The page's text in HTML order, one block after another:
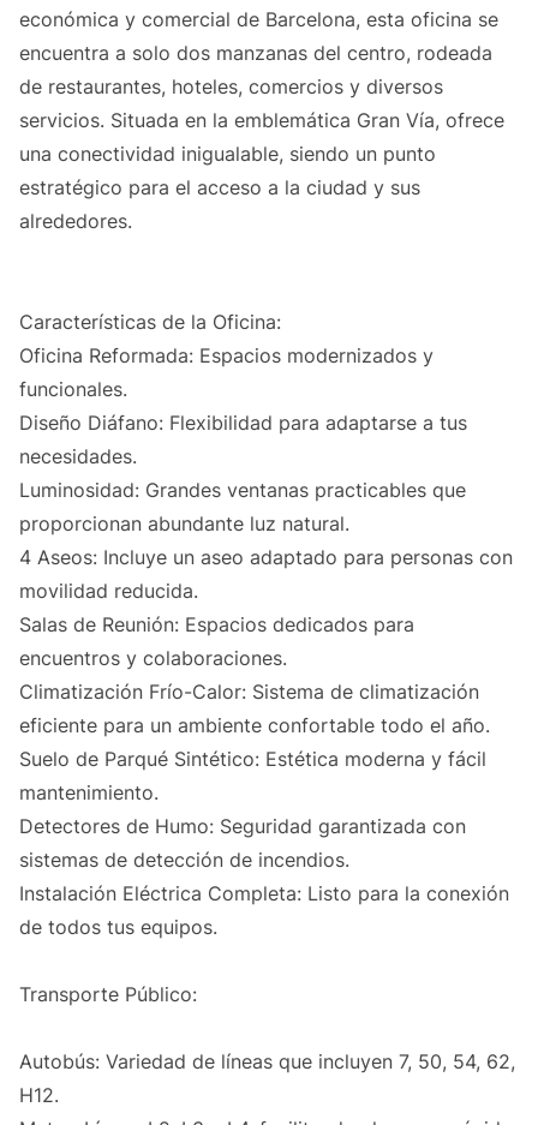
económica y comercial de Barcelona, esta oficina se
encuentra a solo dos manzanas del centro, rodeada
de restaurantes, hoteles, comercios y diversos
servicios. Situada en la emblemática Gran Vía, ofrece
una conectividad inigualable, siendo un punto
estratégico para el acceso a la ciudad y sus
alrededores.
Características de la Oficina:
Oficina Reformada: Espacios modernizados y
funcionales.
Diseño Diáfano: Flexibilidad para adaptarse a tus
necesidades.
Luminosidad: Grandes ventanas practicables que
proporcionan abundante luz natural.
4 Aseos: Incluye un aseo adaptado para personas con
movilidad reducida.
Salas de Reunión: Espacios dedicados para
encuentros y colaboraciones.
Climatización Frío-Calor: Sistema de climatización
eficiente para un ambiente confortable todo el año.
Suelo de Parqué Sintético: Estética moderna y fácil
mantenimiento.
Detectores de Humo: Seguridad garantizada con
sistemas de detección de incendios.
Instalación Eléctrica Completa: Listo para la conexión
de todos tus equipos.
Transporte Público:
Autobús: Variedad de líneas que incluyen 7, 50, 54, 62,
H12.